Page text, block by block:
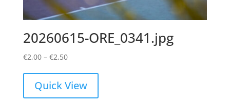
20260615-ORE_0341.jpg
€2,00 – €2,50Price
€2,00
through
Quick View